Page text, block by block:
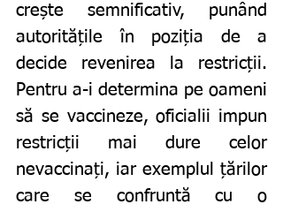
crește semnificativ, punând
autoritățile în poziția de a
decide revenirea la restricții.
Pentru a-i determina pe oameni
să se vaccineze, oficialii impun
restricții mai dure celor
nevaccinați, iar exemplul țărilor
care se confruntă cu o